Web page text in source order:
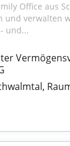
Office aus
und verwalten
und...